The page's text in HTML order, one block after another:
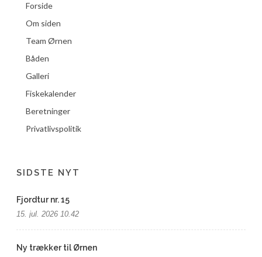
Forside
Om siden
Team Ørnen
Båden
Galleri
Fiskekalender
Beretninger
Privatlivspolitik
SIDSTE NYT
Fjordtur nr. 15
15. jul. 2026 10.42
Ny trækker til Ørnen